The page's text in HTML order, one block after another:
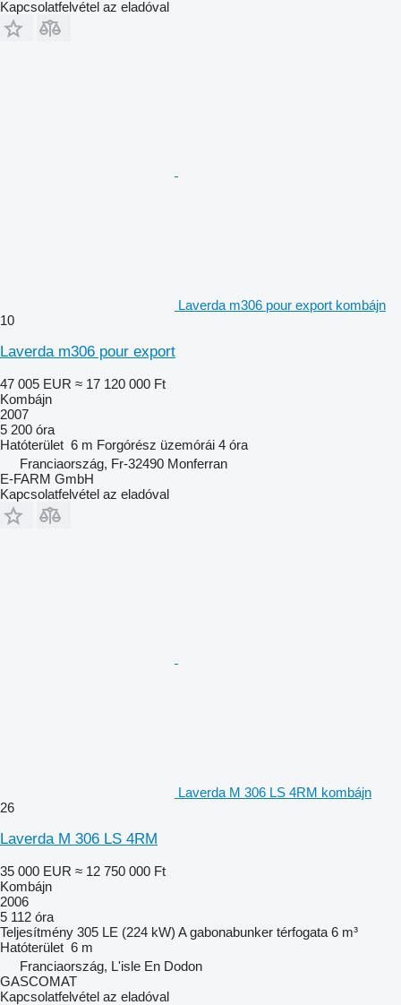
Kapcsolatfelvétel az eladóval
Laverda m306 pour export kombájn
10
Laverda m306 pour export
47 005 EUR ≈ 17 120 000 Ft
Kombájn
2007
5 200 óra
Hatóterület 6 m Forgórész üzemórái 4 óra
Franciaország, Fr-32490 Monferran
E-FARM GmbH
Kapcsolatfelvétel az eladóval
Laverda M 306 LS 4RM kombájn
26
Laverda M 306 LS 4RM
35 000 EUR ≈ 12 750 000 Ft
Kombájn
2006
5 112 óra
Teljesítmény 305 LE (224 kW) A gabonabunker térfogata 6 m³
Hatóterület 6 m
Franciaország, L'isle En Dodon
GASCOMAT
Kapcsolatfelvétel az eladóval